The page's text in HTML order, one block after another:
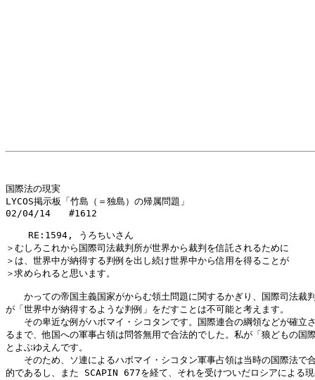
国際法の現実
LYCOS掲示板「竹島（＝独島）の帰属問題」
02/04/14　　#1612
    RE:1594, うろちいさん
＞むしろこれから国際司法裁判所が世界から裁判を信託されるために
＞は、世界中が納得する判例を出し続け世界中から信用を得ることが
＞求められると思います。
かっての帝国主義国家がからむ領土問題に関するかぎり、国際司法裁
が「世界中が納得するような判例」をだすことは不可能と考えます。
その卑近な例がハボマイ・シコタンです。国際連合の綱領などが確立
るまで、他国への軍事占領は問答無用で合法的でした。私が「狼どもの国
とよぶゆえんです。
そのため、ソ連によるハボマイ・シコタン軍事占領は当時の国際法で
的であるし、また SCAPIN 677を経て、それを受けついだロシアによる